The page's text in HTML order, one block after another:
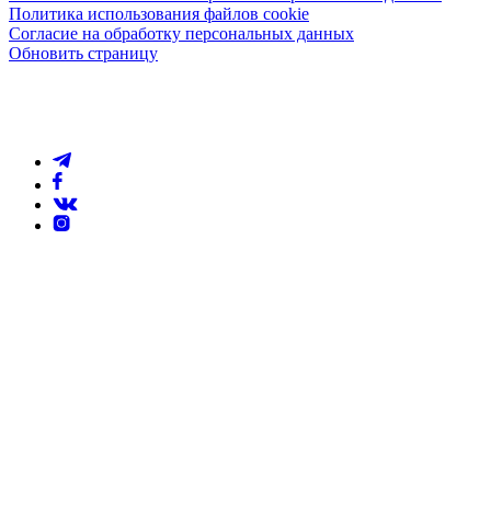
Политика использования файлов cookie
Согласие на обработку персональных данных
Обновить страницу